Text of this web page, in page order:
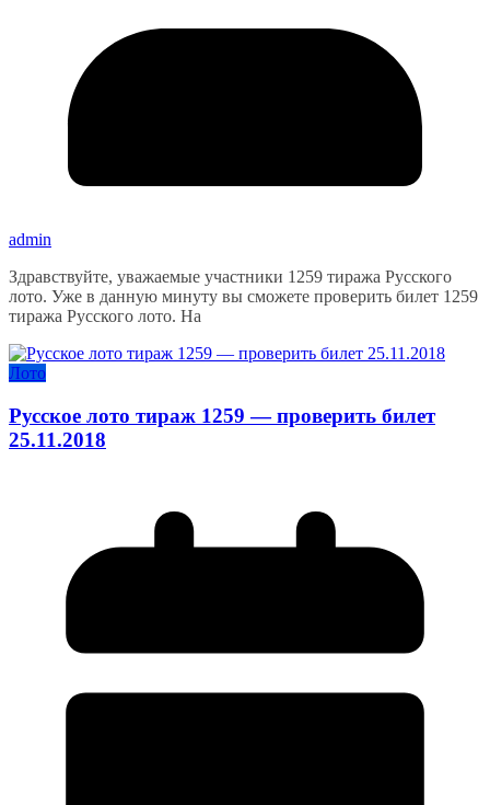
admin
Здравствуйте, уважаемые участники 1259 тиража Русского
лото. Уже в данную минуту вы сможете проверить билет 1259
тиража Русского лото. На
Лото
Русское лото тираж 1259 — проверить билет
25.11.2018